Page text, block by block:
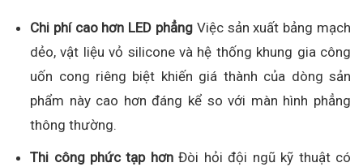
Chi phí cao hơn LED phẳng Việc sản xuất bảng mạch
dẻo, vật liệu vỏ silicone và hệ thống khung gia công
uốn cong riêng biệt khiến giá thành của dòng sản
phẩm này cao hơn đáng kể so với màn hình phẳng
thông thường.
Thi công phức tạp hơnĐòi hỏi đội ngũ kỹ thuật có